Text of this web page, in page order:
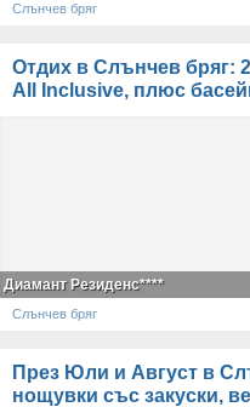
Слънчев бряг
Отдих в Слънчев бряг:
All Inclusive, плюс
Диамант Резиденс****
Слънчев бряг
През Юли и Август в
нощувки със закуски,